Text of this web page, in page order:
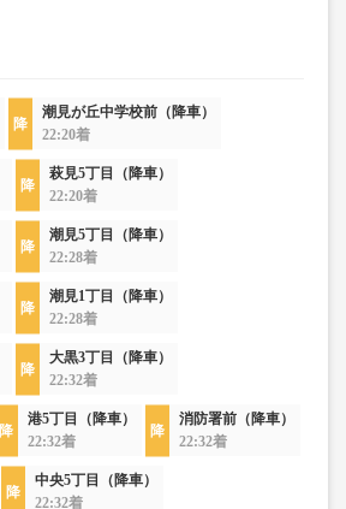
潮見が丘中学校前（降車）
22:20着
萩見5丁目（降車）
22:20着
潮見5丁目（降車）
22:28着
潮見1丁目（降車）
22:28着
大黒3丁目（降車）
22:32着
港5丁目（降車）
22:32着
消防署前（降車）
22:32着
中央5丁目（降車）
22:32着